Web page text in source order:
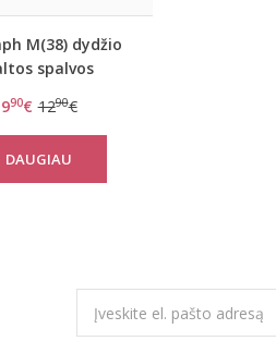
M(38) dydžio
spalvos
Sensation S
990€ 1290€
DAUGIAU